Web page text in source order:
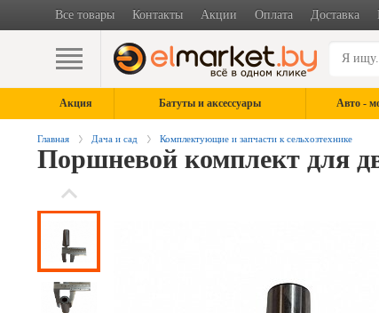
Все товары Контакты Акции Оплата Доставка
Акция Батуты и аксессуары Авто -
Главная Дача и сад Комплектующие и запчасти к сельхозтехнике
Поршневой комплект для